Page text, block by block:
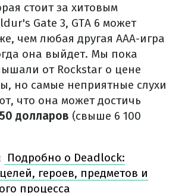
стоит за хитовым
Gate 3, GTA 6 может
чем любая другая ААА-игра
она выйдет. Мы пока
от Rockstar о цене
но самые неприятные слухи
что она может достичь
долларов (свыше 6 100
Подробно о Deadlock:
героев, предметов и
процесса